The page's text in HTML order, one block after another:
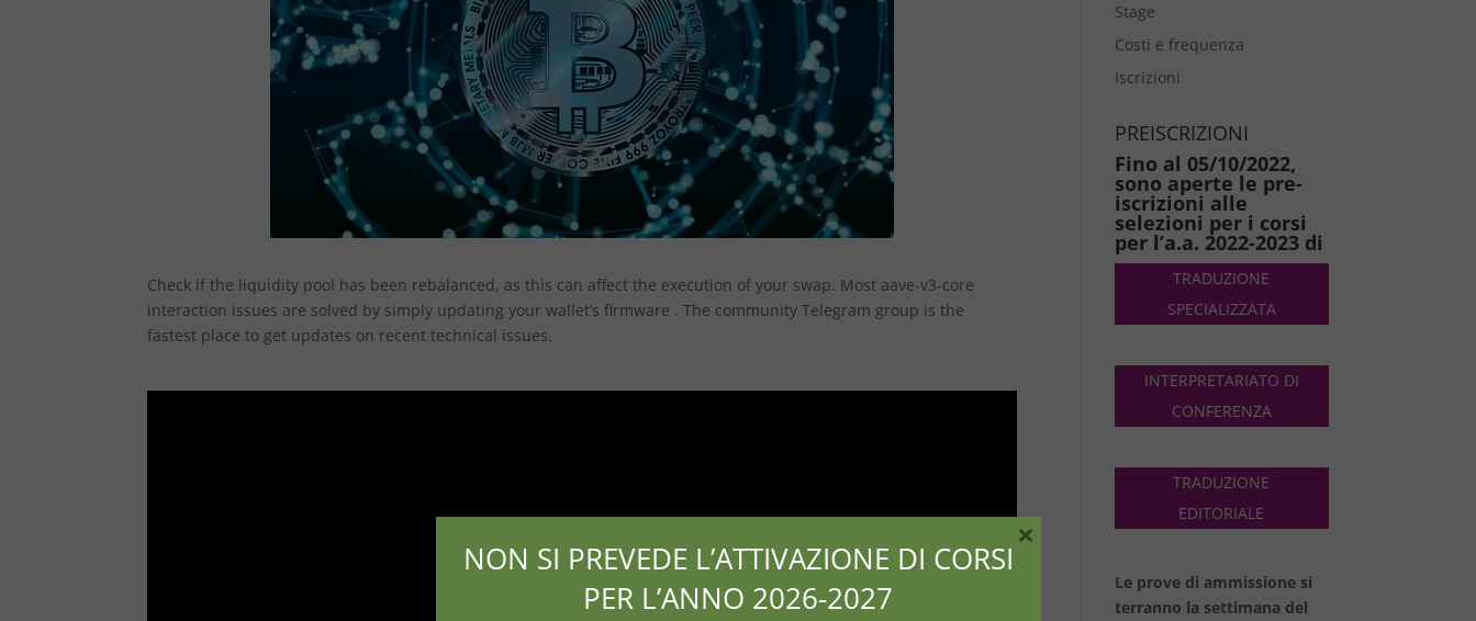
Check if the liquidity pool has been rebalanced, as this can affect the execution of your swap. Most aave-v3-core
interaction issues are solved by simply updating your wallet’s firmware . The community Telegram group is the
fastest place to get updates on recent technical issues.
Stage
Costi e frequenza
Iscrizioni
PREISCRIZIONI
Fino al 05/10/2022,
sono aperte le pre-
iscrizioni alle
selezioni per i corsi
per l’a.a. 2022-2023 di
TRADUZIONE
SPECIALIZZATA
INTERPRETARIATO DI
CONFERENZA
TRADUZIONE
EDITORIALE
Le prove di ammissione si
terranno la settimana del
NON SI PREVEDE L’ATTIVAZIONE DI CORSI
PER L’ANNO 2026-2027
×